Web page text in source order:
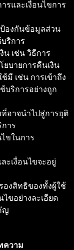
รและเงื่อนไขการ
ป้องกันข้อมูลส่วน
ริการ
น เช่น วิธีการ
ยบายการคืนเงิน
มี เช่น การเข้าถึง
บริการอย่างถูก
อาจนำไปสู่การยุติ
าร
ไขในการ
ะเงื่อนไขจะอยู่
องสิทธิของทั้งผู้ใช้
ขอย่างละเอียด
ญ
ความ